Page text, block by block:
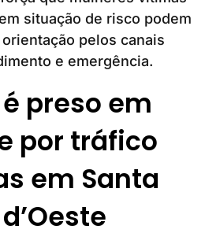
situação de risco podem
pelos canais
e emergência.
preso em
por tráfico
em Santa